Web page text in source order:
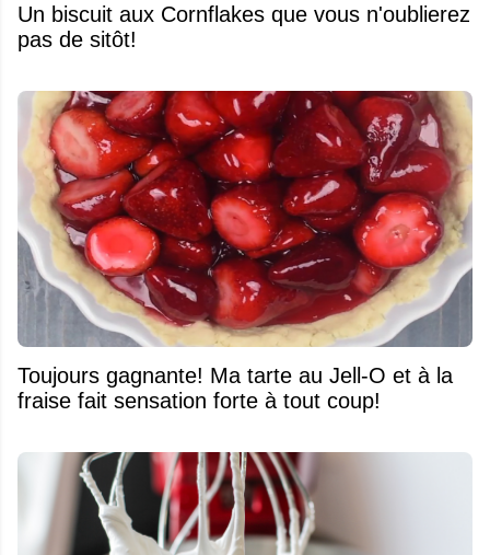
Un biscuit aux Cornflakes que vous n'oublierez
pas de sitôt!
Toujours gagnante! Ma tarte au Jell-O et à la
fraise fait sensation forte à tout coup!